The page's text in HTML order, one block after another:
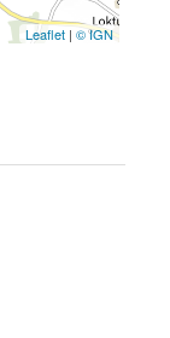
Leaflet | © IGN